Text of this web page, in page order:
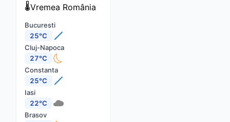
🌡️Vremea România
Bucuresti
25°C
Cluj-Napoca
27°C
Constanta
25°C
Iasi
22°C
Brasov